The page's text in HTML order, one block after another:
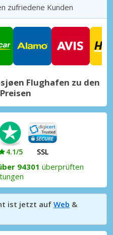
zufriedene Kunden
Flughafen zu den
4.1/5 SSL
94301 überprüften
ist jetzt auf Web &